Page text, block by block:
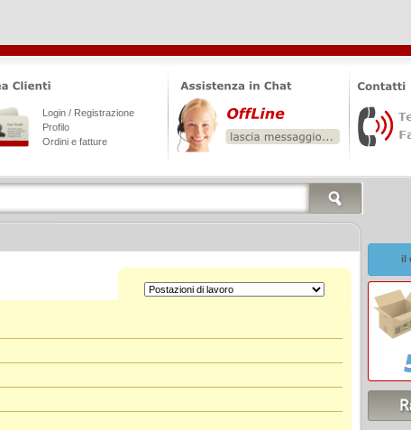
Login / Registrazione
Profilo
Ordini e fatture
il